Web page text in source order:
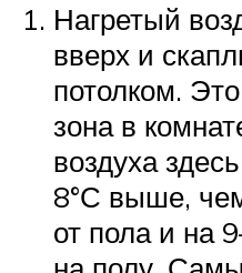
Нагретый
вверх и
потолком.
зона в
воздуха
8°С выше,
от пола и на